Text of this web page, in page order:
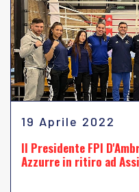
19 Aprile 2022
Il Presidente FPI
Azzurre in ritiro ad